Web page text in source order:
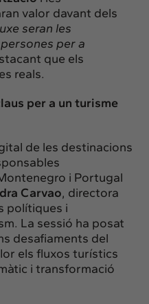
valor davant dels
seran les
per a
que els
reals.
per a un turisme
de les destinacions
i Portugal
Carvao, directora
polítiques i
La sessió ha posat
desafiaments del
els fluxos turístics
i transformació